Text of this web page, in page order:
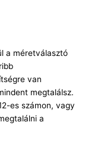
a méretválasztó
van
megtalálsz.
es számon, vagy
a